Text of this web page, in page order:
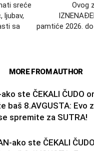
sreće
ljubav,
sa
Ovog
pamtiće 2026.
MORE FROM AUTHOR
ako ste ČEKALI ČUDO
baš 8.AVGUSTA: Evo
spremite za SUTRA!
ako ste ČEKALI